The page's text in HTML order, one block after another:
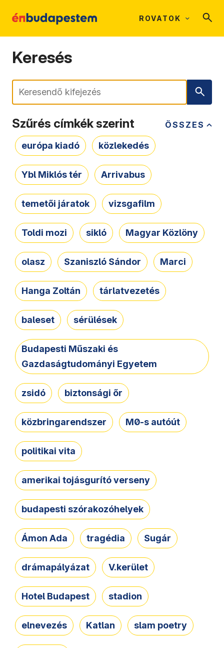
ROVATOK
Keresés
Keresés
ÖSSZES
Szűrés címkék szerint
európa kiadó közlekedés
Ybl Miklós tér Arrivabus
temetői járatok vizsgafilm
Toldi mozi sikló Magyar Közlöny
olasz Szaniszló Sándor Marci
Hanga Zoltán tárlatvezetés
baleset sérülések
Budapesti Műszaki és
Gazdaságtudományi Egyetem
zsidó biztonsági őr
közbringarendszer M0-s autóút
politikai vita
amerikai tojásgurító verseny
budapesti szórakozóhelyek
Ámon Ada tragédia Sugár
drámapályázat V.kerület
Hotel Budapest stadion
elnevezés Katlan slam poetry